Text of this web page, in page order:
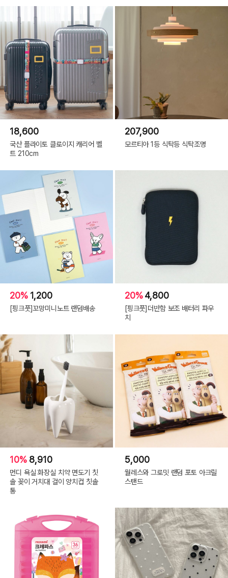
18,600
국산 플라이토 클로이지 캐리어 벨
트 210cm
207,900
모르티아 1등 식탁등 식탁조명
20% 1,200
[핑크풋]꼬망미니노트 랜덤배송
20%4,800
[핑크풋]더반함 보조 배터리 파우
치
10% 8,910
먼디 욕실 화장실 치약 면도기 칫
솔 꽂이 거치대 걸이 양치컵 칫솔
통
5,000
월레스와 그로밋 랜덤 포토 아크릴
스탠드